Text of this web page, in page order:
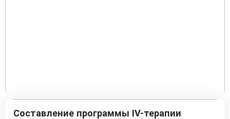
Составление программы IV-терапии